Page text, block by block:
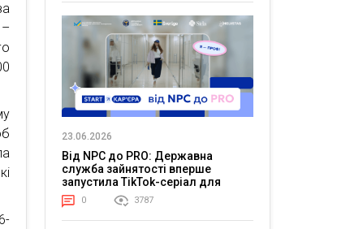
23.06.2026
Від NPC до PRO: Державна
служба зайнятості вперше
запустила TikTok-серіал для
молоді
0 3787